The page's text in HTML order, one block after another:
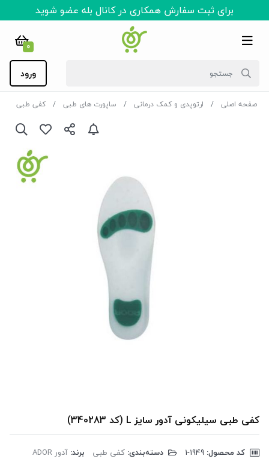
برای ثبت سفارش همکاری در کانال بله عضو شوید
0
ورود
صفحه اصلی ارتوپدی و کمک درمانی ساپورت های طبی کفی طبی
کفی طبی سیلیکونی آدور سایز L (کد 340283)
کد محصول: دسته‌بندی: کفی طبی برند: آدور ADOR